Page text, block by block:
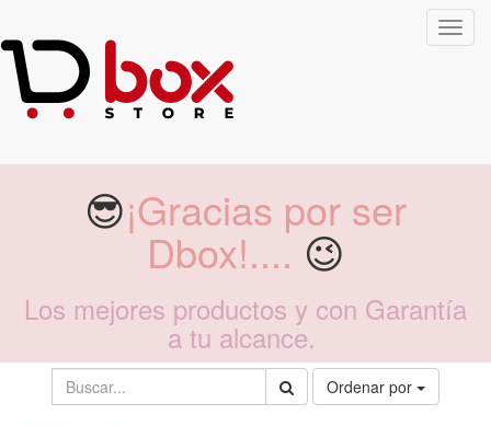
😎¡Gracias por ser
Dbox!.... 😉
Los mejores productos y con Garantía
a tu alcance.
Ordenar por